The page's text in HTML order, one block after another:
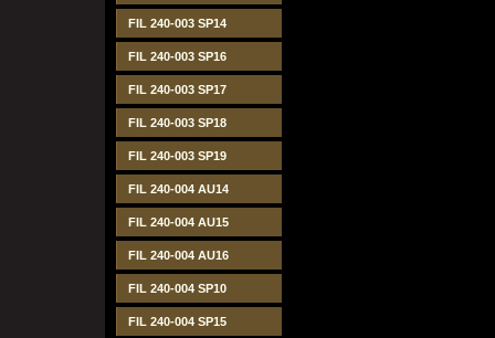
FIL 240-003 SP14
FIL 240-003 SP16
FIL 240-003 SP17
FIL 240-003 SP18
FIL 240-003 SP19
FIL 240-004 AU14
FIL 240-004 AU15
FIL 240-004 AU16
FIL 240-004 SP10
FIL 240-004 SP15